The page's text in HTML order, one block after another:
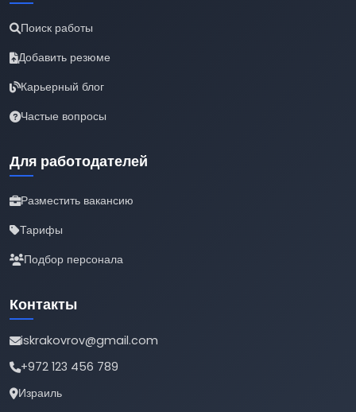
Поиск работы
Добавить резюме
Карьерный блог
Частые вопросы
Для работодателей
Разместить вакансию
Тарифы
Подбор персонала
Контакты
iskrakovrov@gmail.com
+972 123 456 789
Израиль